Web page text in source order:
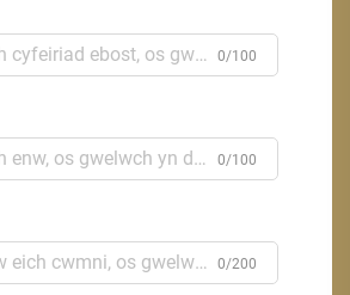
0/100
0/100
0/200